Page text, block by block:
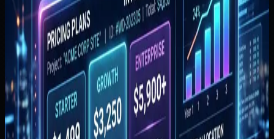
Jadikan wawasan ini sebagai landasan diskusi awal. Untuk
estimasi ruang lingkup dan harga final, konsultasikan
spesifikasi teknisnya dengan tim kami.
Ditulis oleh
Khoirudin
Waktu baca
2 menit baca